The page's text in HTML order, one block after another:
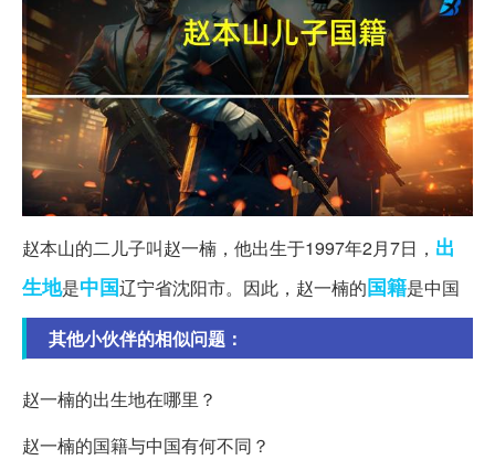
赵本山的二儿子叫赵一楠，他出生于1997年2月7日， 出
生地是中国辽宁省沈阳市。因此，赵一楠的国籍是中国
其他小伙伴的相似问题：
赵一楠的出生地在哪里？
赵一楠的国籍与中国有何不同？